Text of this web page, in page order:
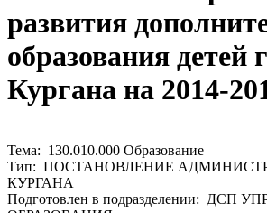
развития
образования детей
Кургана на 2014-
Тема: 130.010.000 Образование
Тип: ПОСТАНОВЛЕНИЕ
КУРГАНА
Подготовлен в подразделении: ДСП